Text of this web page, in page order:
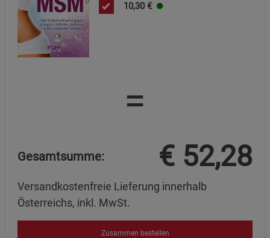
10,30 €
=
Gesamtsumme: € 52,28
Versandkostenfreie Lieferung innerhalb
Österreichs, inkl. MwSt.
Zusammen bestellen